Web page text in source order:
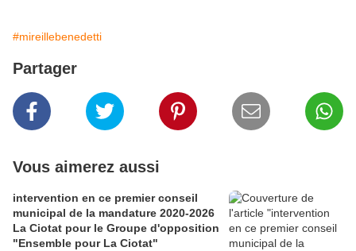
#mireillebenedetti
Partager
Vous aimerez aussi
intervention en ce premier conseil
municipal de la mandature 2020-2026
La Ciotat pour le Groupe d'opposition
"Ensemble pour La Ciotat"